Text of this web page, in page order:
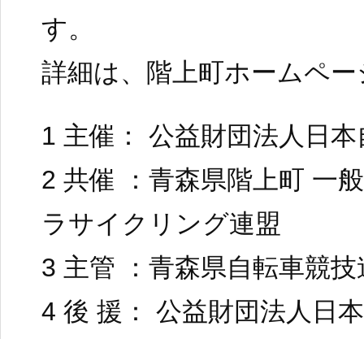
す。
詳細は、階上町ホームペ
1 主催： 公益財団法人日
2 共催 ：青森県階上町 一
ラサイクリング連盟
3 主管 ：青森県自転車競技
4 後 援： 公益財団法人日